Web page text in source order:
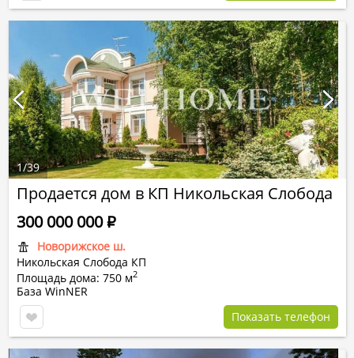
Продается дом в КП Никольская Слобода
Новорижское ш.
Никольская Слобода КП
Площадь дома: 750 м2
300 000 000Р
База WinNER
Показать телефон
1/39